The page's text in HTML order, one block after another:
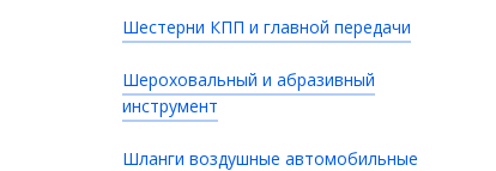
Шестерни КПП и главной передачи
Шероховальный и абразивный
инструмент
Шланги воздушные автомобильные